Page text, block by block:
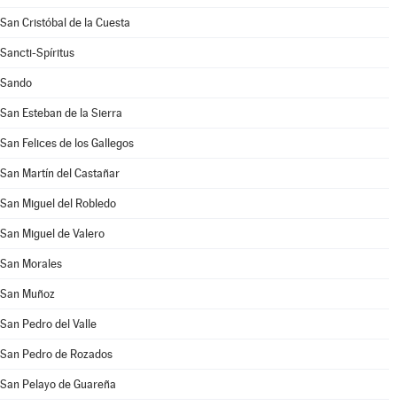
San Cristóbal de la Cuesta
Sancti-Spíritus
Sando
San Esteban de la Sierra
San Felices de los Gallegos
San Martín del Castañar
San Miguel del Robledo
San Miguel de Valero
San Morales
San Muñoz
San Pedro del Valle
San Pedro de Rozados
San Pelayo de Guareña